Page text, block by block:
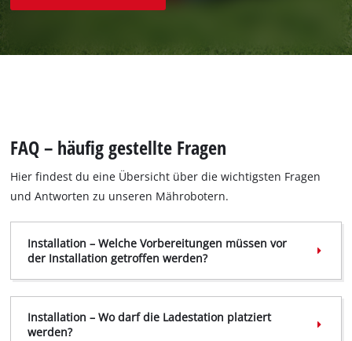
FAQ – häufig gestellte Fragen
Hier findest du eine Übersicht über die wichtigsten Fragen
und Antworten zu unseren Mährobotern.
Installation – Welche Vorbereitungen müssen vor
der Installation getroffen werden?
Hindernisse ein und erstelle einen Plan, wie du
diese schützen möchtest.
Installation – Wo darf die Ladestation platziert
werden?